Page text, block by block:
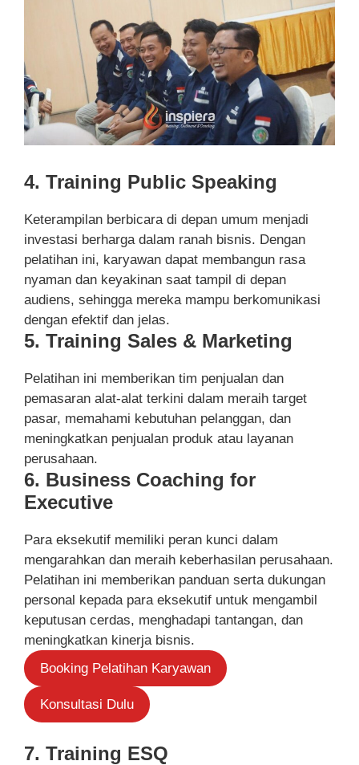
4. Training Public Speaking
Keterampilan berbicara di depan umum menjadi
investasi berharga dalam ranah bisnis. Dengan
pelatihan ini, karyawan dapat membangun rasa
nyaman dan keyakinan saat tampil di depan
audiens, sehingga mereka mampu berkomunikasi
dengan efektif dan jelas.
5. Training Sales & Marketing
Pelatihan ini memberikan tim penjualan dan
pemasaran alat-alat terkini dalam meraih target
pasar, memahami kebutuhan pelanggan, dan
meningkatkan penjualan produk atau layanan
perusahaan.
6. Business Coaching for
Executive
Para eksekutif memiliki peran kunci dalam
mengarahkan dan meraih keberhasilan perusahaan.
Pelatihan ini memberikan panduan serta dukungan
personal kepada para eksekutif untuk mengambil
keputusan cerdas, menghadapi tantangan, dan
meningkatkan kinerja bisnis.
Booking Pelatihan Karyawan
Konsultasi Dulu
7. Training ESQ